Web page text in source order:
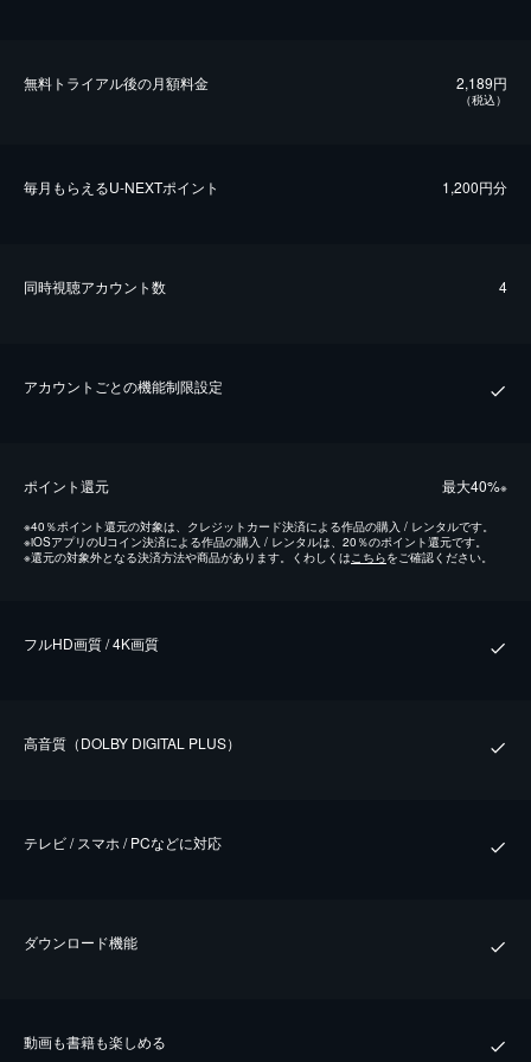
無料トライアル後の⽉額料金 2,189円
（税込）
毎⽉もらえるU-NEXTポイント 1,200円分
同時視聴アカウント数 4
アカウントごとの機能制限設定
ポイント還元 最⼤40%※
※40％ポイント還元の対象は、クレジットカード決済による作品の購入 / レンタルです。
※iOSアプリのUコイン決済による作品の購入 / レンタルは、20％のポイント還元です。
※還元の対象外となる決済方法や商品があります。くわしくはこちらをご確認ください。
フルHD画質 / 4K画質
⾼⾳質（DOLBY DIGITAL PLUS）
テレビ / スマホ / PCなどに対応
ダウンロード機能
動画も書籍も楽しめる